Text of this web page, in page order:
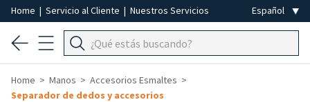
Home | Servicio al Cliente | Nuestros Servicios
Home Manos
Accesorios Esmaltes
Separador de dedos y accesorios